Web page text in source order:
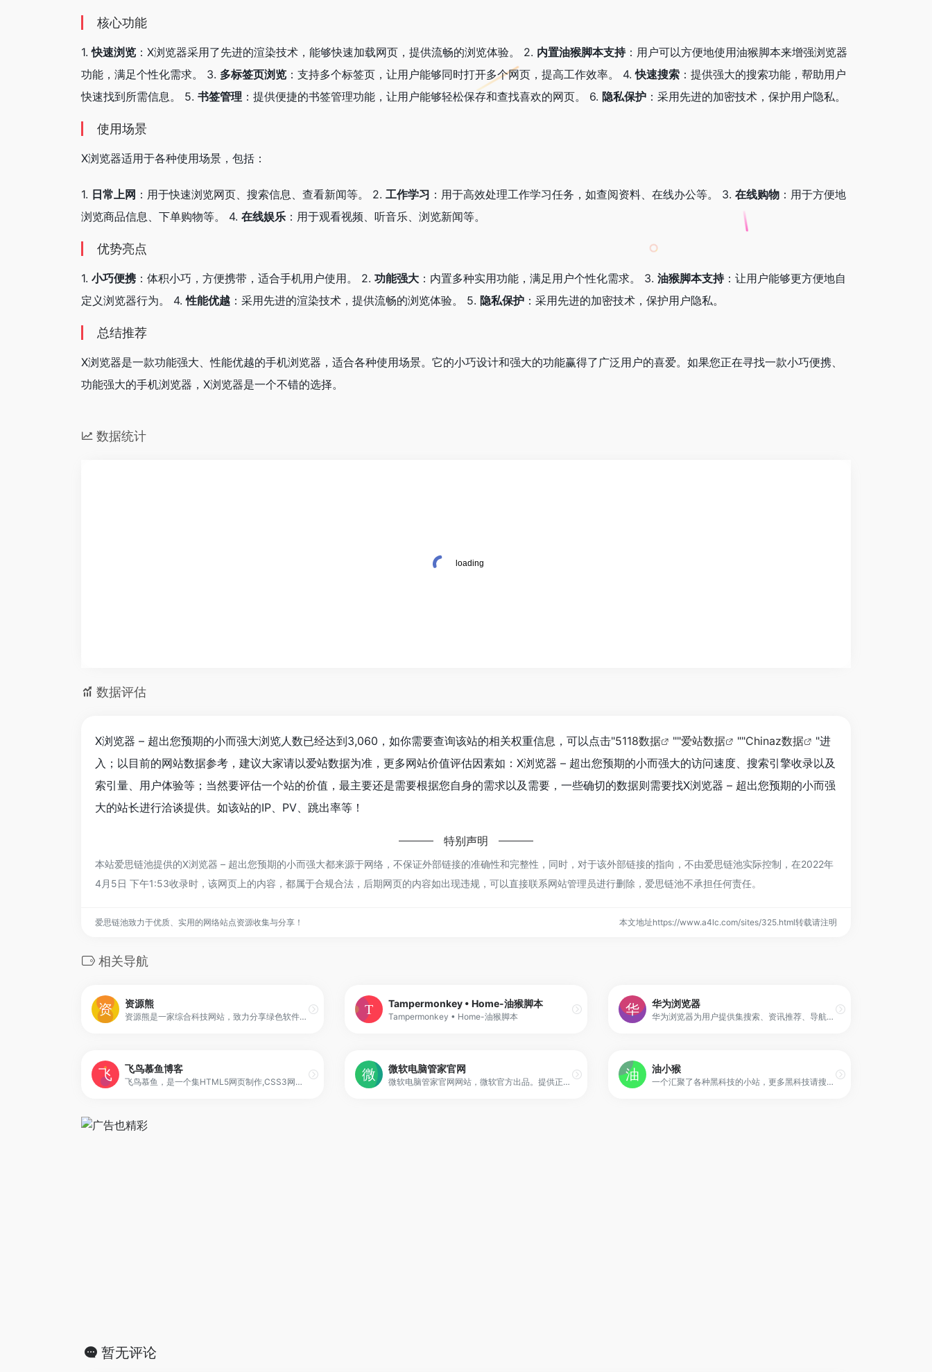
核心功能
1.快速浏览 ：X浏览器采用了先进的渲染技术，能够快速加载网页，提供流畅的浏览体验。 2. 内置油猴脚本支持：用户可以方便地使用油猴脚本来增强浏览器
功能，满足个性化需求。 3. 多标签页浏览 ：支持多个标签页，让用户能够同时打开多个网页，提高工作效率。 4.快速搜索 ：提供强大的搜索功能，帮助用户
快速找到所需信息。 5. 书签管理 ：提供便捷的书签管理功能，让用户能够轻松保存和查找喜欢的网页。 6. 隐私保护 ：采用先进的加密技术，保护用户隐私。
使用场景
X浏览器适用于各种使用场景，包括：
1. 日常上网 ：用于快速浏览网页、搜索信息、查看新闻等。 2. 工作学习 ：用于高效处理工作学习任务，如查阅资料、在线办公等。 3. 在线购物 ：用于方便地
浏览商品信息、下单购物等。 4. 在线娱乐 ：用于观看视频、听音乐、浏览新闻等。
优势亮点
1. 小巧便携 ：体积小巧，方便携带，适合手机用户使用。 2. 功能强大 ：内置多种实用功能，满足用户个性化需求。 3. 油猴脚本支持：让用户能够更方便地自
定义浏览器行为。 4.性能优越 ：采用先进的渲染技术，提供流畅的浏览体验。 5. 隐私保护 ：采用先进的加密技术，保护用户隐私。
总结推荐
X浏览器是一款功能强大、性能优越的手机浏览器，适合各种使用场景。它的小巧设计和强大的功能赢得了广泛用户的喜爱。如果您正在寻找一款小巧便携、
功能强大的手机浏览器，X浏览器是一个不错的选择。
数据统计
数据评估
X浏览器 – 超出您预期的小而强大浏览人数已经达到3,060，如你需要查询该站的相关权重信息，可以点击"5118数据 ""爱站数据 ""Chinaz数据
"进
入；以目前的网站数据参考，建议大家请以爱站数据为准，更多网站价值评估因素如：X浏览器 – 超出您预期的小而强大的访问速度、搜索引擎收录以及
索引量、用户体验等；当然要评估一个站的价值，最主要还是需要根据您自身的需求以及需要，一些确切的数据则需要找X浏览器 – 超出您预期的小而强
大的站长进行洽谈提供。如该站的IP、PV、跳出率等！
特别声明
本站爱思链池提供的X浏览器 – 超出您预期的小而强大都来源于网络，不保证外部链接的准确性和完整性，同时，对于该外部链接的指向，不由爱思链池实际控制，在2022年
4月5日 下午1:53收录时，该网页上的内容，都属于合规合法，后期网页的内容如出现违规，可以直接联系网站管理员进行删除，爱思链池不承担任何责任。
爱思链池致力于优质、实用的网络站点资源收集与分享！ 本文地址https://www.a4lc.com/sites/325.html转载请注明
相关导航
资源熊
资源熊是一家综合科技网站，致力分享绿色软件、影视资源、免费游戏、活动线报、网站源码、网络课程、油猴脚本、浏览器插件等免费资源，专注于分享网络技术资源，努力为各位网友呈现最好的资源！
Tampermonkey • Home-油猴脚本
Tampermonkey • Home-油猴脚本
华为浏览器
华为浏览器为用户提供集搜索、资讯推荐、导航于一体的优质上网体验，汇聚众多权威新闻媒体伙伴，为用户提供可信资讯，同时根据用户偏好，个性化地呈现更多元丰富的内容。强大的安全隐私保护，为用户提供清爽、安全、畅快的浏览体验。
飞鸟慕鱼博客
飞鸟慕鱼，是一个集HTML5网页制作,CSS3网页设计,科技数码,ZBLOG博客程序,php教程,php源码,php编程,web前端,javascript教程等内容于一体的个人小型网站
微软电脑管家官网
微软电脑管家官网网站，微软官方出品。提供正版Microsoft电脑管家下载，电脑杀毒，深度清理，木马查杀，守卫电脑安全。同时还配有独家查杀优化引擎，电脑加速让你的电脑焕然一新。
油小猴
一个汇聚了各种黑科技的小站，更多黑科技请搜索公众号?“油小猴”
暂无评论